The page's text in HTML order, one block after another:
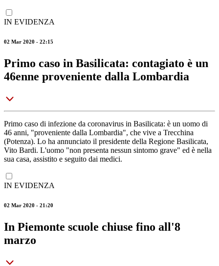
IN EVIDENZA
02 Mar 2020 - 22:15
Primo caso in Basilicata: contagiato è un
46enne proveniente dalla Lombardia
Primo caso di infezione da coronavirus in Basilicata: è un uomo di
46 anni, "proveniente dalla Lombardia", che vive a Trecchina
(Potenza). Lo ha annunciato il presidente della Regione Basilicata,
Vito Bardi. L'uomo "non presenta nessun sintomo grave" ed è nella
sua casa, assistito e seguito dai medici.
IN EVIDENZA
02 Mar 2020 - 21:20
In Piemonte scuole chiuse fino all'8
marzo